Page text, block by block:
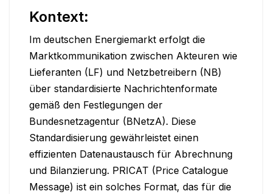
Kontext:
Im deutschen Energiemarkt erfolgt die
Marktkommunikation zwischen Akteuren wie
Lieferanten (LF) und Netzbetreibern (NB)
über standardisierte Nachrichtenformate
gemäß den Festlegungen der
Bundesnetzagentur (BNetzA). Diese
Standardisierung gewährleistet einen
effizienten Datenaustausch für Abrechnung
und Bilanzierung. PRICAT (Price Catalogue
Message) ist ein solches Format, das für die